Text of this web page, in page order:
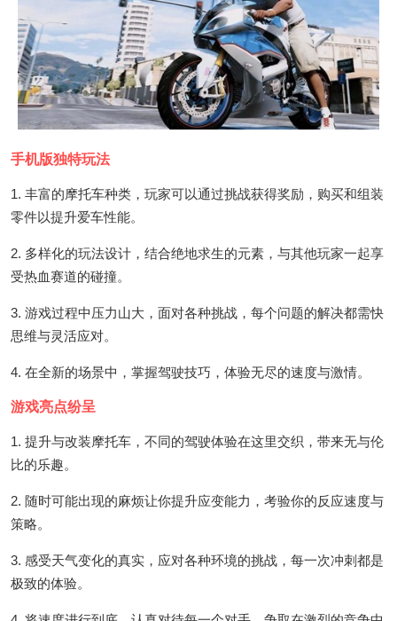
手机版独特玩法
1. 丰富的摩托车种类，玩家可以通过挑战获得奖励，购买和组装
零件以提升爱车性能。
2. 多样化的玩法设计，结合绝地求生的元素，与其他玩家一起享
受热血赛道的碰撞。
3. 游戏过程中压力山大，面对各种挑战，每个问题的解决都需快
思维与灵活应对。
4. 在全新的场景中，掌握驾驶技巧，体验无尽的速度与激情。
游戏亮点纷呈
1. 提升与改装摩托车，不同的驾驶体验在这里交织，带来无与伦
比的乐趣。
2. 随时可能出现的麻烦让你提升应变能力，考验你的反应速度与
策略。
3. 感受天气变化的真实，应对各种环境的挑战，每一次冲刺都是
极致的体验。